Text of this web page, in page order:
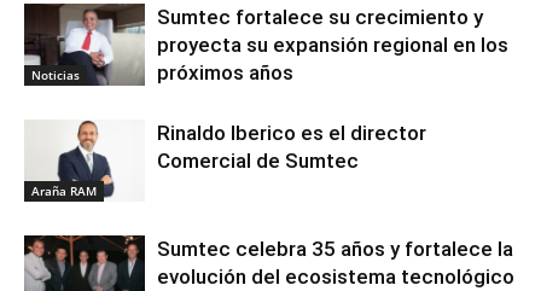
Noticias
Sumtec fortalece su crecimiento y
proyecta su expansión regional en los
próximos años
Araña RAM
Rinaldo Iberico es el director
Comercial de Sumtec
Sumtec celebra 35 años y fortalece la
evolución del ecosistema tecnológico